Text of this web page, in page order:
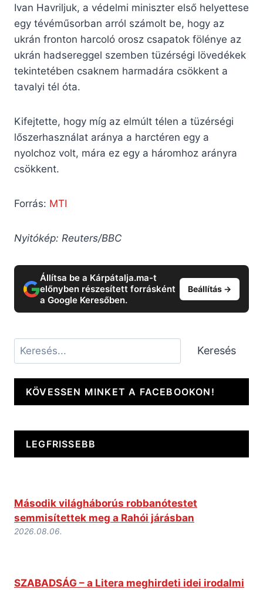
Ivan Havriljuk, a védelmi miniszter első helyettese
egy tévéműsorban arról számolt be, hogy az
ukrán fronton harcoló orosz csapatok fölénye az
ukrán hadsereggel szemben tüzérségi lövedékek
tekintetében csaknem harmadára csökkent a
tavalyi tél óta.
Kifejtette, hogy míg az elmúlt télen a tüzérségi
lőszerhasználat aránya a harctéren egy a
nyolchoz volt, mára ez egy a háromhoz arányra
csökkent.
Forrás: MTI
Nyitókép: Reuters/BBC
Állítsa be a Kárpátalja.ma-t
előnyben részesített forrásként
a Google Keresőben.
Beállítás →
Keresés Keresés
KÖVESSEN MINKET A FACEBOOKON!
LEGFRISSEBB
Második világháborús robbanótestet
semmisítettek meg a Rahói járásban
2026.08.06.
SZABADSÁG – a Litera meghirdeti idei irodalmi